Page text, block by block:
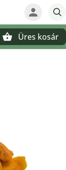
Üres kosár